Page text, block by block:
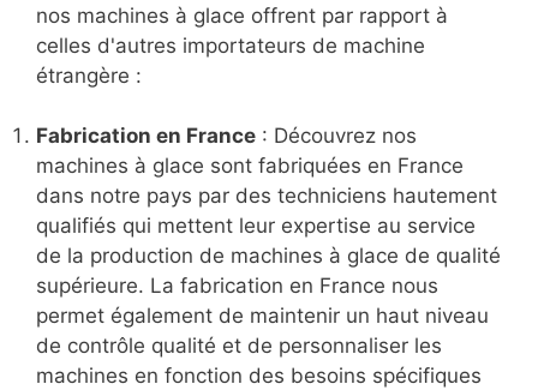
nos machines à glace offrent par rapport à
celles d'autres importateurs de machine
étrangère :
Fabrication en France : Découvrez nos
machines à glace sont fabriquées en France
dans notre pays par des techniciens hautement
qualifiés qui mettent leur expertise au service
de la production de machines à glace de qualité
supérieure. La fabrication en France nous
permet également de maintenir un haut niveau
de contrôle qualité et de personnaliser les
machines en fonction des besoins spécifiques